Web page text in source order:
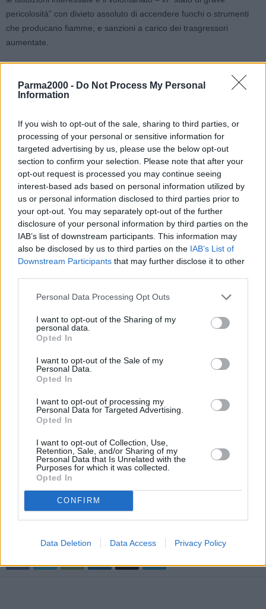
Parma2000 - Do Not Process My Personal
Information
If you wish to opt-out of the sale, sharing to third parties, or
processing of your personal or sensitive information for
targeted advertising by us, please use the below opt-out
section to confirm your selection. Please note that after your
opt-out request is processed you may continue seeing
interest-based ads based on personal information utilized by
us or personal information disclosed to third parties prior to
your opt-out. You may separately opt-out of the further
disclosure of your personal information by third parties on the
IAB’s list of downstream participants. This information may
also be disclosed by us to third parties on the IAB’s List of
Downstream Participants that may further disclose it to other
Personal Data Processing Opt Outs
I want to opt-out of the Sharing of my
personal data.
Opted In
I want to opt-out of the Sale of my
Personal Data.
Opted In
I want to opt-out of processing my
Personal Data for Targeted Advertising.
Opted In
I want to opt-out of Collection, Use,
Retention, Sale, and/or Sharing of my
Personal Data that Is Unrelated with the
Purposes for which it was collected.
Opted In
CONFIRM
Data Deletion Data Access Privacy Policy
pericolosità” con divieto assoluto di accendere fuochi o strumenti
che producano fiamme, e sanzioni a carico dei trasgressori
aumentate.
ha messo a disposizione un breve filmato, volantini e manifesti per
fare conoscere come si sviluppano, come evitarli e cosa fare in
I numeri gratuiti da contattare per segnalare gli incendi sono il 115
(pronto intervento del dipartimento dei Vigili del fuoco, del Soccorso
pubblico e della Difesa civile) e il 1515 (pronto intervento dei
Carabinieri forestale).
E sempre da lunedì 1^ luglio aprirà a Bologna (viale Silvani 6,
Bologna) anche la Soup, la Sala operativa unificata permanente
presso l’Agenzia regionale per la sicurezza territoriale e la
Protezione civile.
giorni dalle 8 alle 20 e in orario notturno con servizio di reperibilità,
Carabinieri forestale, Arpae -Servizio Idro-Meteo-Clima.
Dal 1^ luglio prenderanno il via anche le attività pianificate del
volontariato – avvistamenti mobili e fissi -, a supporto delle unità dei
Vigili del fuoco e dei Carabinieri forestale, che a loro volta
innalzeranno il livello di controllo del territorio per la prevenzione e
la repressione delle azioni illecite.
I servizi territoriali dell’Agenzia regionale di Protezione civile
saranno impegnati anche nell’attività verso Comuni e Unioni dei
Comuni, di divulgazione delle opportune azioni di prevenzione e
informazione sui fattori di rischio per incendi boschivi, il che potrà
avvenire anche mediante interventi mirati alla salvaguardia del
patrimonio boschivo e alla manutenzione delle aree limitrofe.